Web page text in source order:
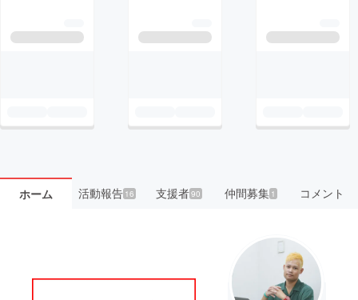
ホーム 活動報告16 支援者90 仲間募集 1 コメント